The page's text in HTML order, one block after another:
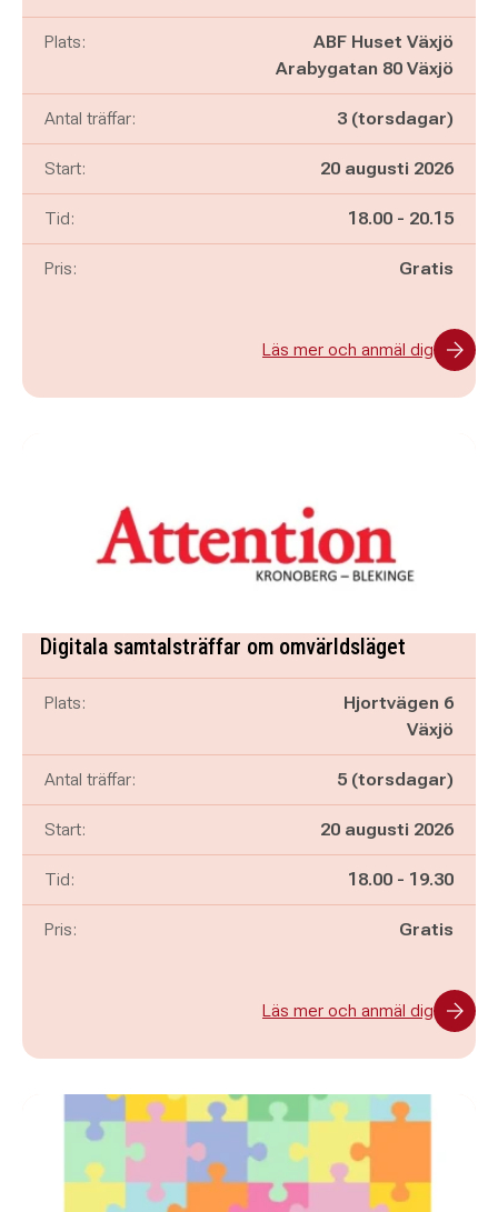
Plats:
ABF Huset Växjö
Arabygatan 80 Växjö
Antal träffar: 3 (torsdagar)
Start: 20 augusti 2026
Tid: Pågår mellan
18.00 - och
20.15
Pris: Gratis
Läs mer och anmäl dig
Digitala samtalsträffar om omvärldsläget
Plats:
Hjortvägen 6
Växjö
Antal träffar: 5 (torsdagar)
Start: 20 augusti 2026
Tid: Pågår mellan
18.00 - och
19.30
Pris: Gratis
Läs mer och anmäl dig